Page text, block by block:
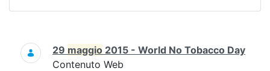
Ricerca
29 maggio 2015 - World No Tobacco Day
Contenuto Web